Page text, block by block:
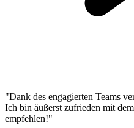
"Dank des engagierten Teams
Ich bin äußerst zufrieden mit
empfehlen!"